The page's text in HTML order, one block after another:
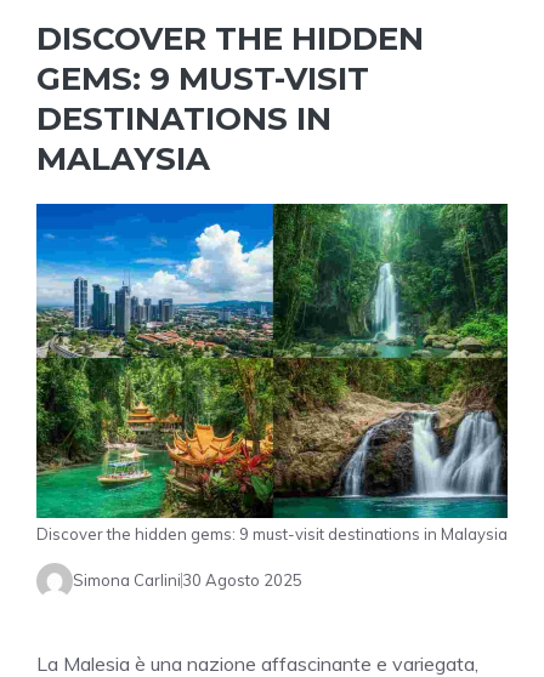
DISCOVER THE HIDDEN
GEMS: 9 MUST-VISIT
DESTINATIONS IN
MALAYSIA
Discover the hidden gems: 9 must-visit destinations in Malaysia
Simona Carlini30 Agosto 2025
La Malesia è una nazione affascinante e variegata,